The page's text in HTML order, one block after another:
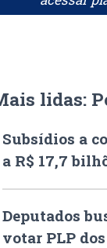
lidas:
Subsídios a
a R$ 17,7
Deputados
votar PLP